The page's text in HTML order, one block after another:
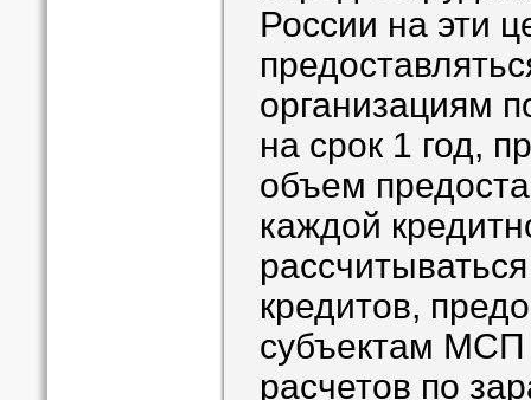
России на эти
организациям
на срок 1 год,
объем
каждой
кредитов,
субъектам МСП
расчетов по